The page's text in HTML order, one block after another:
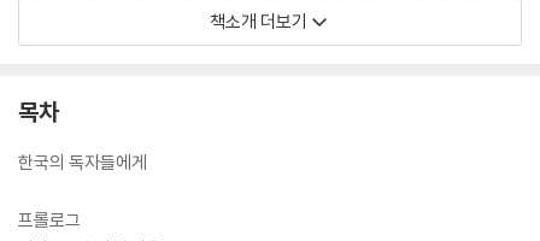
여러분은 지금 향후 일본문학 코너에서 자신의 이름으로 된 서가를 갖게
책소개 더보기
목차
한국의 독자들에게
프롤로그